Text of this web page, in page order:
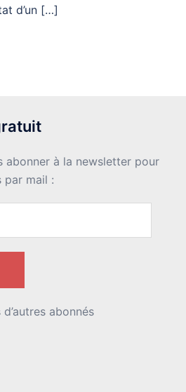
d’un […]
abonner à la newsletter pour
par mail :
abonnés